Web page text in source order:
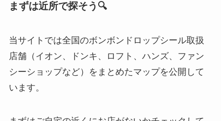
まずは近所で探そう🔍
当サイトでは全国のボンボンドロップシール取扱
店舗（イオン、ドンキ、ロフト、ハンズ、ファン
シーショップなど）をまとめたマップを公開して
います。